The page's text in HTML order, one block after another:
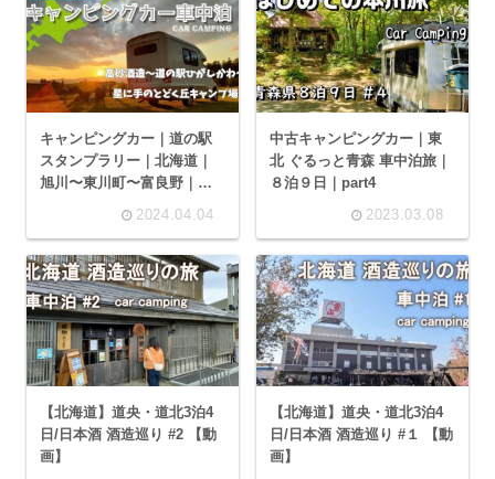
キャンピングカー｜道の駅
スタンプラリー｜北海道｜
旭川〜東川町〜富良野｜日
本酒買って星に手のとどく
レン)
2024.04.04
中古キャンピングカー｜東
北 ぐるっと青森 車中泊旅｜
８泊９日｜part4
2023.03.08
【北海道】道央・道北3泊4
日/日本酒 酒造巡り #2 【動
画】
【北海道】道央・道北3泊4
日/日本酒 酒造巡り #１ 【動
画】